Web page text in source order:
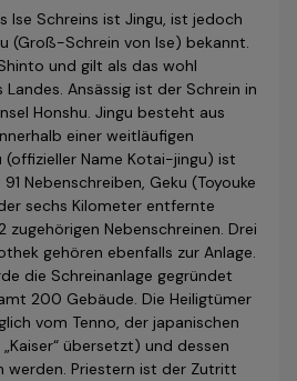
Ise Schreins ist Jingu, ist jedoch
(Groß-Schrein von Ise) bekannt.
und gilt als das wohl
Ansässig ist der Schrein in
Honshu. Jingu besteht aus
einer weitläufigen
(offizieller Name Kotai-jingu) ist
Nebenschreiben, Geku (Toyouke
sechs Kilometer entfernte
zugehörigen Nebenschreinen. Drei
gehören ebenfalls zur Anlage.
die Schreinanlage gegründet
200 Gebäude. Die Heiligtümer
vom Tenno, der japanischen
übersetzt) und dessen
Priestern ist der Zutritt